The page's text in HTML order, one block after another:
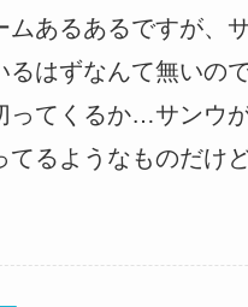
ムあるあるですが、
るはずなんて無いの
ってくるか…サンウ
てるようなものだけど